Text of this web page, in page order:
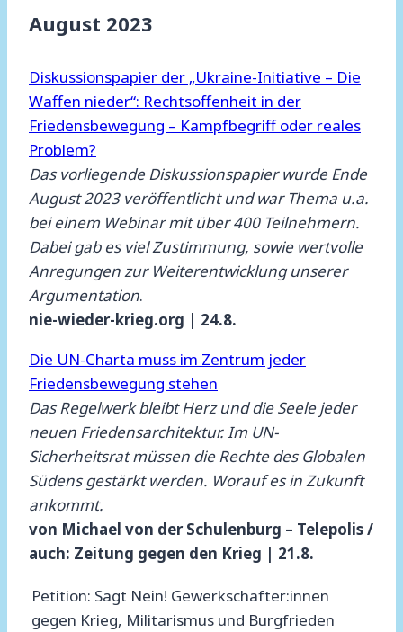
August 2023
Diskussionspapier der „Ukraine-Initiative – Die
Waffen nieder“: Rechtsoffenheit in der
Friedensbewegung – Kampfbegriff oder reales
Problem?
Das vorliegende Diskussionspapier wurde Ende
August 2023 veröffentlicht und war Thema u.a.
bei einem Webinar mit über 400 Teilnehmern.
Dabei gab es viel Zustimmung, sowie wertvolle
Anregungen zur Weiterentwicklung unserer
Argumentation.
nie-wieder-krieg.org | 24.8.
Die UN-Charta muss im Zentrum jeder
Friedensbewegung stehen
Das Regelwerk bleibt Herz und die Seele jeder
neuen Friedensarchitektur. Im UN-
Sicherheitsrat müssen die Rechte des Globalen
Südens gestärkt werden. Worauf es in Zukunft
ankommt.
von Michael von der Schulenburg – Telepolis /
auch: Zeitung gegen den Krieg | 21.8.
Petition: Sagt Nein! Gewerkschafter:innen
gegen Krieg, Militarismus und Burgfrieden